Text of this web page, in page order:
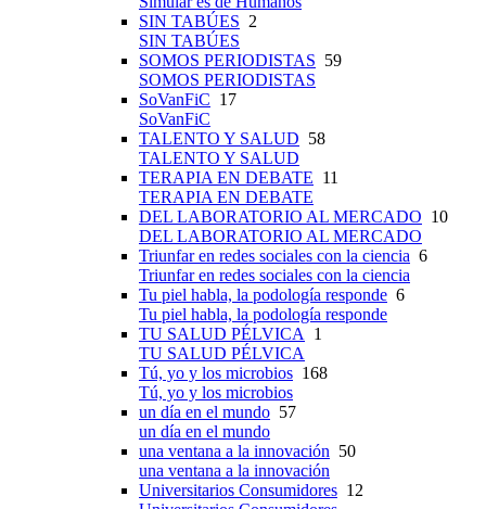
SIN TABÚES 2
SIN TABÚES
SOMOS PERIODISTAS 59
SOMOS PERIODISTAS
SoVanFiC 17
SoVanFiC
TALENTO Y SALUD 58
TALENTO Y SALUD
TERAPIA EN DEBATE 11
TERAPIA EN DEBATE
DEL LABORATORIO AL MERCADO 10
DEL LABORATORIO AL MERCADO
Triunfar en redes sociales con la ciencia 6
Triunfar en redes sociales con la ciencia
Tu piel habla, la podología responde 6
Tu piel habla, la podología responde
TU SALUD PÉLVICA
1
TU SALUD PÉLVICA
Tú, yo y los microbios 168
Tú, yo y los microbios
un día en el mundo 57
un día en el mundo
una ventana a la innovación 50
una ventana a la innovación
Universitarios Consumidores 12